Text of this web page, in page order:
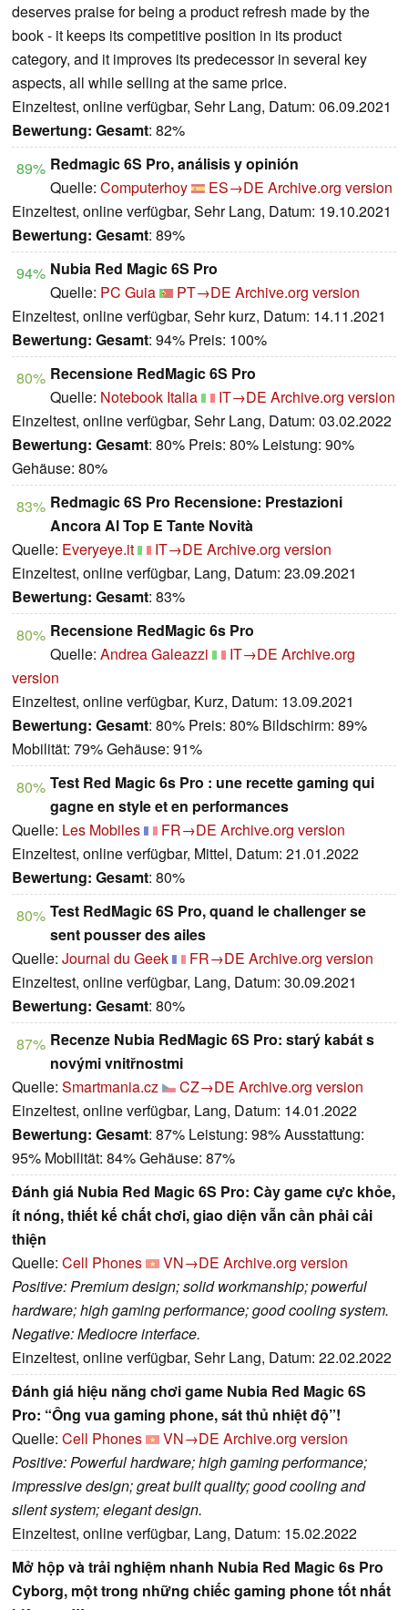
deserves praise for being a product refresh made by the
book - it keeps its competitive position in its product
category, and it improves its predecessor in several key
aspects, all while selling at the same price.
Einzeltest, online verfügbar, Sehr Lang, Datum: 06.09.2021
Bewertung: Gesamt: 82%
89% Redmagic 6S Pro, análisis y opinión
Quelle: Computerhoy ES→DE Archive.org version
Einzeltest, online verfügbar, Sehr Lang, Datum: 19.10.2021
Bewertung: Gesamt: 89%
94% Nubia Red Magic 6S Pro
Quelle: PC Guia PT→DE Archive.org version
Einzeltest, online verfügbar, Sehr kurz, Datum: 14.11.2021
Bewertung: Gesamt: 94% Preis: 100%
80% Recensione RedMagic 6S Pro
Quelle: Notebook Italia IT→DE Archive.org version
Einzeltest, online verfügbar, Sehr Lang, Datum: 03.02.2022
Bewertung: Gesamt: 80% Preis: 80% Leistung: 90%
Gehäuse: 80%
83% Redmagic 6S Pro Recensione: Prestazioni
Ancora Al Top E Tante Novità
Quelle: Everyeye.it IT→DE Archive.org version
Einzeltest, online verfügbar, Lang, Datum: 23.09.2021
Bewertung: Gesamt: 83%
80% Recensione RedMagic 6s Pro
Quelle: Andrea Galeazzi IT→DE Archive.org
version
Einzeltest, online verfügbar, Kurz, Datum: 13.09.2021
Bewertung: Gesamt: 80% Preis: 80% Bildschirm: 89%
Mobilität: 79% Gehäuse: 91%
80% Test Red Magic 6s Pro : une recette gaming qui
gagne en style et en performances
Quelle: Les Mobiles FR→DE Archive.org version
Einzeltest, online verfügbar, Mittel, Datum: 21.01.2022
Bewertung: Gesamt: 80%
80% Test RedMagic 6S Pro, quand le challenger se
sent pousser des ailes
Quelle: Journal du Geek FR→DE Archive.org version
Einzeltest, online verfügbar, Lang, Datum: 30.09.2021
Bewertung: Gesamt: 80%
87% Recenze Nubia RedMagic 6S Pro: starý kabát s
novými vnitřnostmi
Quelle: Smartmania.cz CZ→DE Archive.org version
Einzeltest, online verfügbar, Lang, Datum: 14.01.2022
Bewertung: Gesamt: 87% Leistung: 98% Ausstattung:
95% Mobilität: 84% Gehäuse: 87%
Đánh giá Nubia Red Magic 6S Pro: Cày game cực khỏe,
ít nóng, thiết kế chất chơi, giao diện vẫn cần phải cải
thiện
Quelle: Cell Phones VN→DE Archive.org version
Positive: Premium design; solid workmanship; powerful
hardware; high gaming performance; good cooling system.
Negative: Mediocre interface.
Einzeltest, online verfügbar, Sehr Lang, Datum: 22.02.2022
Đánh giá hiệu năng chơi game Nubia Red Magic 6S
Pro: “Ông vua gaming phone, sát thủ nhiệt độ”!
Quelle: Cell Phones VN→DE Archive.org version
Positive: Powerful hardware; high gaming performance;
impressive design; great built quality; good cooling and
silent system; elegant design.
Einzeltest, online verfügbar, Lang, Datum: 15.02.2022
Mở hộp và trải nghiệm nhanh Nubia Red Magic 6s Pro
Cyborg, một trong những chiếc gaming phone tốt nhất